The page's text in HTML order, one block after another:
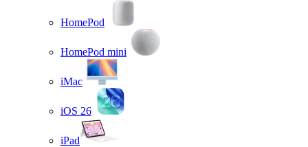
HomePod
HomePod mini
iMac
iOS 26
iPad